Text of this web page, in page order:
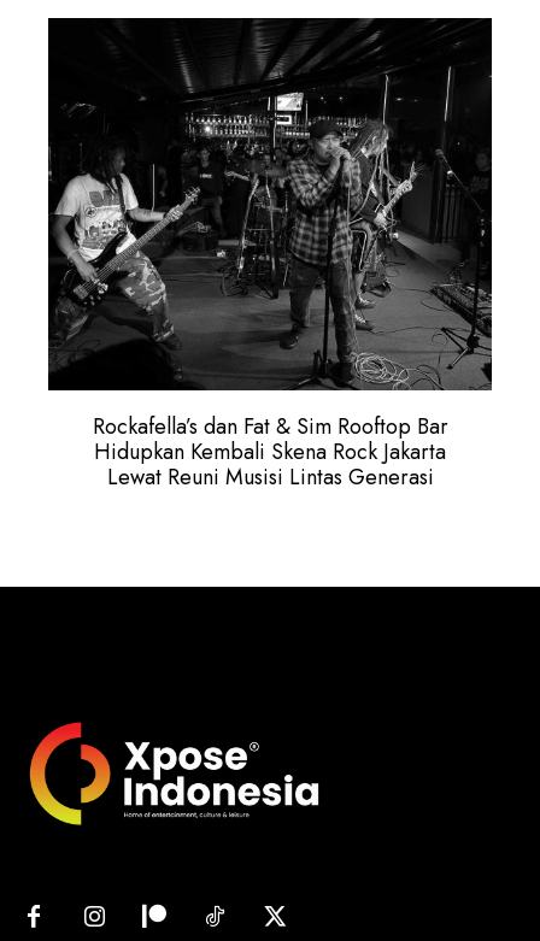
Rockafella’s dan Fat & Sim Rooftop Bar
Hidupkan Kembali Skena Rock Jakarta
Lewat Reuni Musisi Lintas Generasi